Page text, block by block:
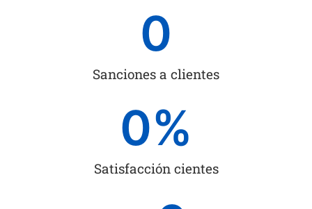
Sanciones a clientes
0
Satisfacción cientes
0%